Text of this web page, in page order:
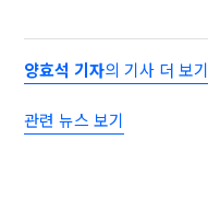
양효석 기자의 기사 더 보기
관련 뉴스 보기